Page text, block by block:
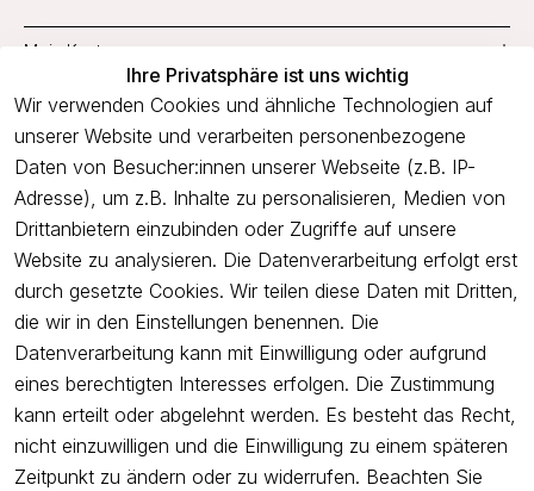
Ihre Privatsphäre ist uns wichtig
Wir verwenden Cookies und ähnliche Technologien auf
unserer Website und verarbeiten personenbezogene
Daten von Besucher:innen unserer Webseite (z.B. IP-
Adresse), um z.B. Inhalte zu personalisieren, Medien von
Drittanbietern einzubinden oder Zugriffe auf unsere
Website zu analysieren. Die Datenverarbeitung erfolgt erst
durch gesetzte Cookies. Wir teilen diese Daten mit Dritten,
die wir in den Einstellungen benennen. Die
Datenverarbeitung kann mit Einwilligung oder aufgrund
eines berechtigten Interesses erfolgen. Die Zustimmung
kann erteilt oder abgelehnt werden. Es besteht das Recht,
nicht einzuwilligen und die Einwilligung zu einem späteren
Zeitpunkt zu ändern oder zu widerrufen. Beachten Sie
Mein Konto
Service
Unternehmen
Newsletter
Freue dich über 5€ Rabatt bei deiner nächsten Bestellung und
profitiere von Angeboten.
Newsletter abonnieren
Ich bestätige hiermit, dass ich die Datenschutzerklärung
gelesen
habe. Ich kann meine Einwilligung jederzeit widerrufen.